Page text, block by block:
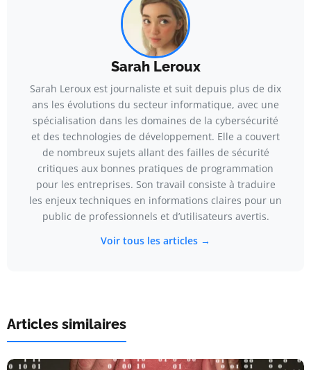
Sarah Leroux
Sarah Leroux est journaliste et suit depuis plus de dix
ans les évolutions du secteur informatique, avec une
spécialisation dans les domaines de la cybersécurité
et des technologies de développement. Elle a couvert
de nombreux sujets allant des failles de sécurité
critiques aux bonnes pratiques de programmation
pour les entreprises. Son travail consiste à traduire
les enjeux techniques en informations claires pour un
public de professionnels et d’utilisateurs avertis.
Voir tous les articles →
Articles similaires